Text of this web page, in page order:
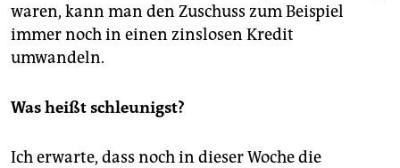
waren, kann man den Zuschuss zum Beispiel
immer noch in einen zinslosen Kredit
umwandeln.
Was heißt schleunigst?
Ich erwarte, dass noch in dieser Woche die